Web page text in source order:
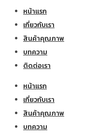
หน้าแรก
เกี่ยวกับเรา
สินค้าคุณภาพ
บทความ
ติดต่อเรา
หน้าแรก
เกี่ยวกับเรา
สินค้าคุณภาพ
บทความ